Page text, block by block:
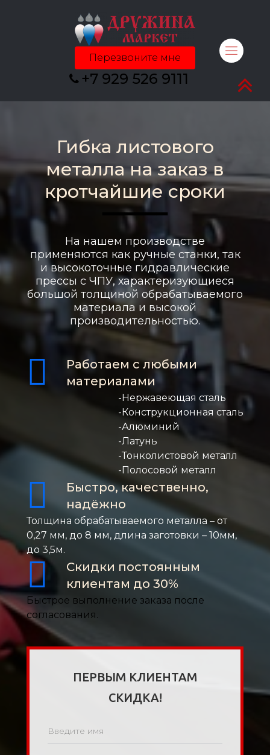
+7 929 526 9111
Перезвоните мне
Гибка листового
металла на заказ в
кротчайшие сроки
━━━━━━
На нашем производстве
применяются как ручные станки, так
и высокоточные гидравлические
прессы с ЧПУ, характеризующиеся
большой толщиной обрабатываемого
материала и высокой
производительностью.
ПЕРВЫМ КЛИЕНТАМ
СКИДКА!
Работаем с любыми
материалами
-Нержавеющая сталь
-Конструкционная сталь
-Алюминий
-Латунь
-Тонколистовой металл
-Полосовой металл​​​​​​​
Быстро, качественно,
надёжно
Толщина обрабатываемого металла – от
0,27 мм, до 8 мм, длина заготовки – 10мм,
до 3,5м.
Скидки постоянным
клиентам до 30%
Быстрое выполнение заказа после
согласования.